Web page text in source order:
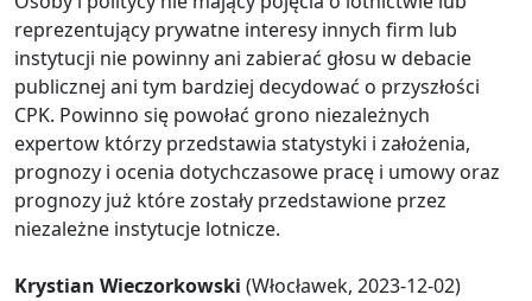
reprezentujący prywatne interesy innych firm lub
instytucji nie powinny ani zabierać głosu w debacie
publicznej ani tym bardziej decydować o przyszłości
CPK. Powinno się powołać grono niezależnych
expertow którzy przedstawia statystyki i założenia,
prognozy i ocenia dotychczasowe pracę i umowy oraz
prognozy już które zostały przedstawione przez
niezależne instytucje lotnicze.
Krystian Wieczorkowski (Włocławek, 2023-12-02)